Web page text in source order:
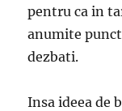
pentru ca in
anumite
dezbati.
Insa ideea de